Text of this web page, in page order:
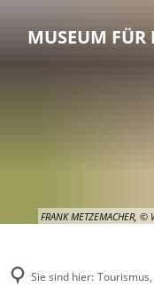
FRANK METZEMACHER, ©
MUSEUM FÜR
Sie sind hier: